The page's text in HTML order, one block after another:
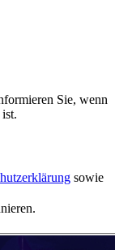
Sie, wenn
sowie